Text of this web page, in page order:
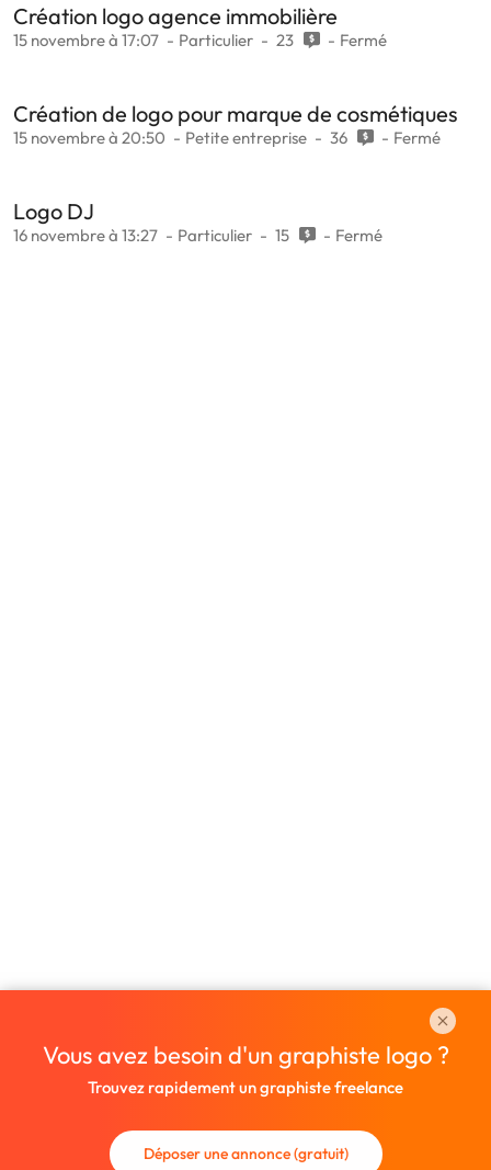
Création logo agence immobilière
15 novembre à 17:07 Particulier 23 Fermé
Création de logo pour marque de cosmétiques
15 novembre à 20:50 Petite entreprise 36 Fermé
Logo DJ
16 novembre à 13:27 Particulier 15 Fermé
Vous avez besoin d'un graphiste logo ?
Trouvez rapidement un graphiste freelance
Déposer une annonce (gratuit)